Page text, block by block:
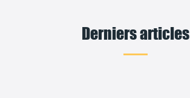
Derniers articles